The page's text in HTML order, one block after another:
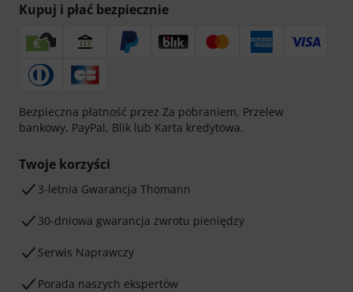
Kupuj i płać bezpiecznie
Bezpieczna płatność przez Za pobraniem, Przelew
bankowy, PayPal, Blik lub Karta kredytowa.
Twoje korzyści
3-letnia Gwarancja Thomann
30-dniowa gwarancja zwrotu pieniędzy
Serwis Naprawczy
Porada naszych ekspertów